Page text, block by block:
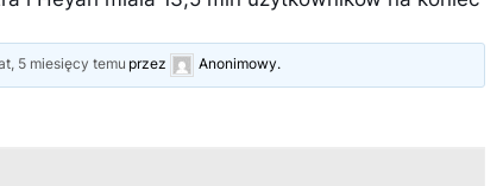
5 miesięcy temu przez Anonimowy.